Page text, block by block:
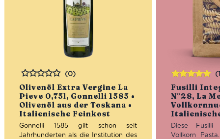
Olivenöl Extra Vergine La
Pieve 0,75l, Gonnelli 1585 •
Olivenöl aus der Toskana •
Italienische Feinkost
Bewertet
(0)
Gonnelli 1585 gilt schon seit
Jahrhunderten als die Institution des
Fusilli
N°28, La
Diese
Vollkorn
Bewertet
mit5.00von
5